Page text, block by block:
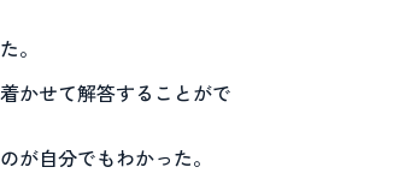
。
かせて解答することがで
自分でもわかった。